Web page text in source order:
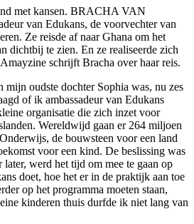
met kansen. BRACHA VAN
van Edukans, de voorvechter van
Ze reisde af naar Ghana om het
dichtbij te zien. En ze realiseerde zich
schrijft Bracha over haar reis.
mijn oudste dochter Sophia was, nu zes
of ik ambassadeur van Edukans
organisatie die zich inzet voor
Wereldwijd gaan er 264 miljoen
de bouwsteen voor een land
voor een kind. De beslissing was
later, werd het tijd om mee te gaan op
doet, hoe het er in de praktijk aan toe
op het programma moeten staan,
kinderen thuis durfde ik niet lang van